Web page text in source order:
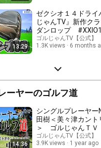
13:29
ゼクシオ１４ドライ
じゃんTV』新作ク
ダンロップ
ゴルじゃんTV【公式】
1.3K views
6 months
ーヤーのゴルフ道
14:36
シングルプレーヤー
田樹＜美々津カント
＞ ゴルじゃんＴＶ
プレーヤーのゴルフ
ゴルじゃんTV【公式】
3.9K views
1 year ago